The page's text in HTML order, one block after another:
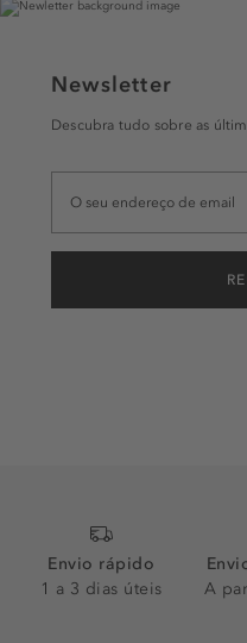
Newsletter
Descubra tudo sobre as
Envio rápido
1 a 3 dias úteis
A